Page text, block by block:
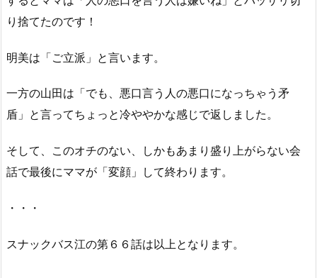
り捨てたのです！
明美は「ご立派」と言います。
一方の山田は「でも、悪口言う人の悪口になっちゃう矛
盾」と言ってちょっと冷ややかな感じで返しました。
そして、このオチのない、しかもあまり盛り上がらない会
話で最後にママが「変顔」して終わります。
・・・
スナックバス江の第６６話は以上となります。